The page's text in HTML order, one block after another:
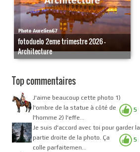
fotoduelo 2eme trimestre 2026 -
Architecture
Top commentaires
5
J'aime beaucoup cette photo 1)
l'ombre de la statue à côté de
l'homme 2) l'effe...
5
Je suis d'accord avec toi pour garder la
partie droite de la photo. Ça
colle parfaitemen...